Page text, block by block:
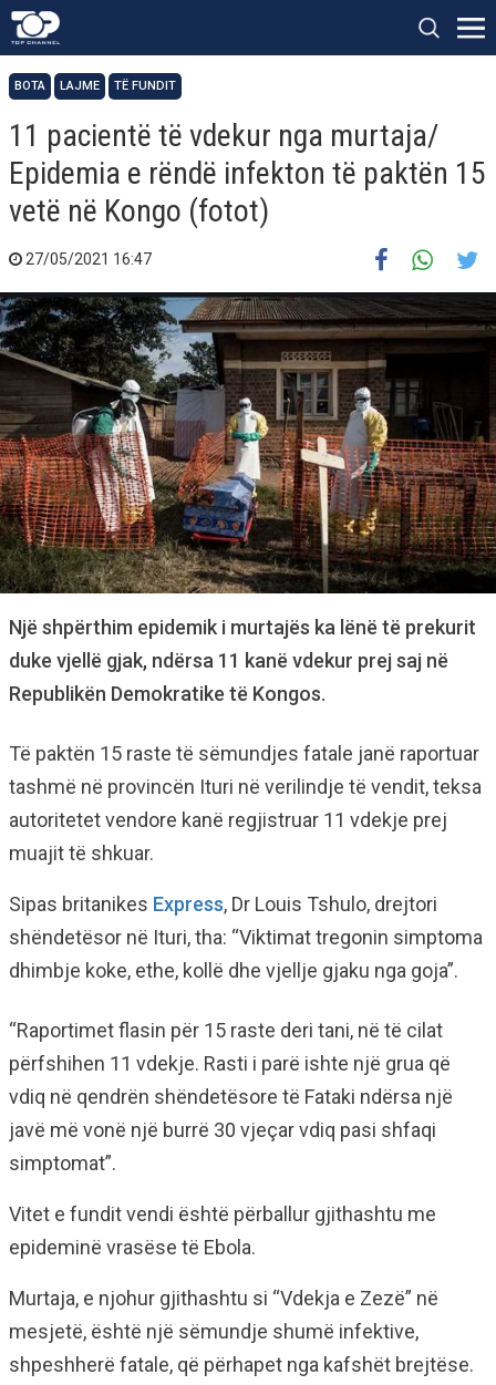
BOTA LAJME TË FUNDIT
11 pacientë të vdekur nga murtaja/
Epidemia e rëndë infekton të paktën 15
vetë në Kongo (fotot)
27/05/2021 16:47
Një shpërthim epidemik i murtajës ka lënë të prekurit
duke vjellë gjak, ndërsa 11 kanë vdekur prej saj në
Republikën Demokratike të Kongos.
Të paktën 15 raste të sëmundjes fatale janë raportuar
tashmë në provincën Ituri në verilindje të vendit, teksa
autoritetet vendore kanë regjistruar 11 vdekje prej
muajit të shkuar.
Sipas britanikes Express, Dr Louis Tshulo, drejtori
shëndetësor në Ituri, tha: “Viktimat tregonin simptoma
dhimbje koke, ethe, kollë dhe vjellje gjaku nga goja”.
“Raportimet flasin për 15 raste deri tani, në të cilat
përfshihen 11 vdekje. Rasti i parë ishte një grua që
vdiq në qendrën shëndetësore të Fataki ndërsa një
javë më vonë një burrë 30 vjeçar vdiq pasi shfaqi
simptomat”.
Vitet e fundit vendi është përballur gjithashtu me
epideminë vrasëse të Ebola.
Murtaja, e njohur gjithashtu si “Vdekja e Zezë” në
mesjetë, është një sëmundje shumë infektive,
shpeshherë fatale, që përhapet nga kafshët brejtëse.